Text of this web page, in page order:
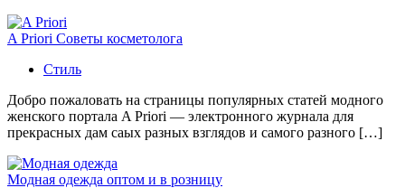
A Priori Советы косметолога
Стиль
Добро пожаловать на страницы популярных статей модного
женского портала A Priori — электронного журнала для
прекрасных дам саых разных взглядов и самого разного […]
Модная одежда оптом и в розницу